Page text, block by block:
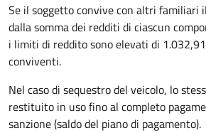
Se il soggetto convive con altri familiari
dalla somma dei redditi di ciascun
i limiti di reddito sono elevati di
conviventi.
Nel caso di sequestro del veicolo, lo
restituito in uso fino al completo
sanzione (saldo del piano di pagamento).